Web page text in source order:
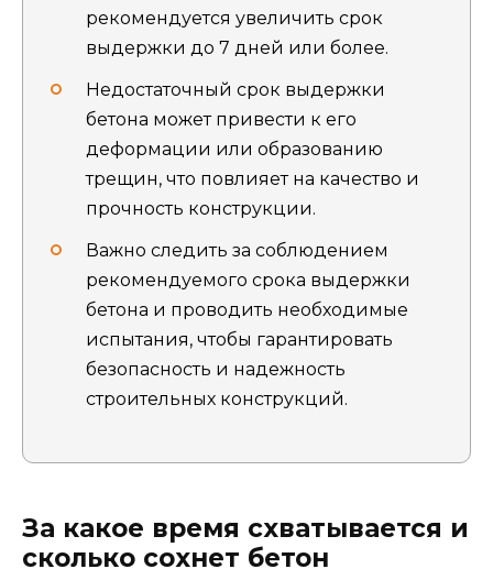
рекомендуется увеличить срок
выдержки до 7 дней или более.
Недостаточный срок выдержки
бетона может привести к его
деформации или образованию
трещин, что повлияет на качество и
прочность конструкции.
Важно следить за соблюдением
рекомендуемого срока выдержки
бетона и проводить необходимые
испытания, чтобы гарантировать
безопасность и надежность
строительных конструкций.
За какое время схватывается и
сколько сохнет бетон